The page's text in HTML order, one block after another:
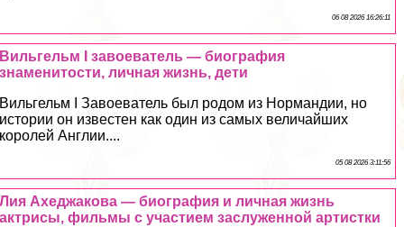
06 08 2026 16:26:11
Вильгельм I завоеватель — биография
знаменитости, личная жизнь, дети
Вильгельм I Завоеватель был родом из Нормaндии, но
истории он известен как один из самых величайших
королей Англии....
05 08 2026 3:11:56
Лия Ахеджакова — биография и личная жизнь
актрисы, фильмы с участием заслуженной артистки